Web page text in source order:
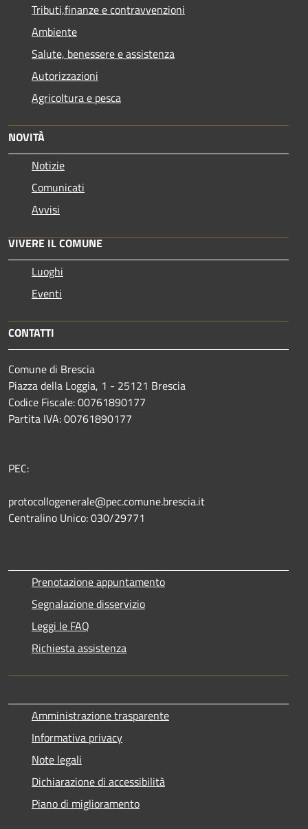
Tributi,finanze e contravvenzioni
Ambiente
Salute, benessere e assistenza
Autorizzazioni
Agricoltura e pesca
NOVITÀ
Notizie
Comunicati
Avvisi
VIVERE IL COMUNE
Luoghi
Eventi
CONTATTI
Comune di Brescia
Piazza della Loggia, 1 - 25121 Brescia
Codice Fiscale: 00761890177
Partita IVA: 00761890177
PEC:
protocollogenerale@pec.comune.brescia.it
Centralino Unico: 030/29771
Prenotazione appuntamento
Segnalazione disservizio
Leggi le FAQ
Richiesta assistenza
Amministrazione trasparente
Informativa privacy
Note legali
Dichiarazione di accessibilità
Piano di miglioramento